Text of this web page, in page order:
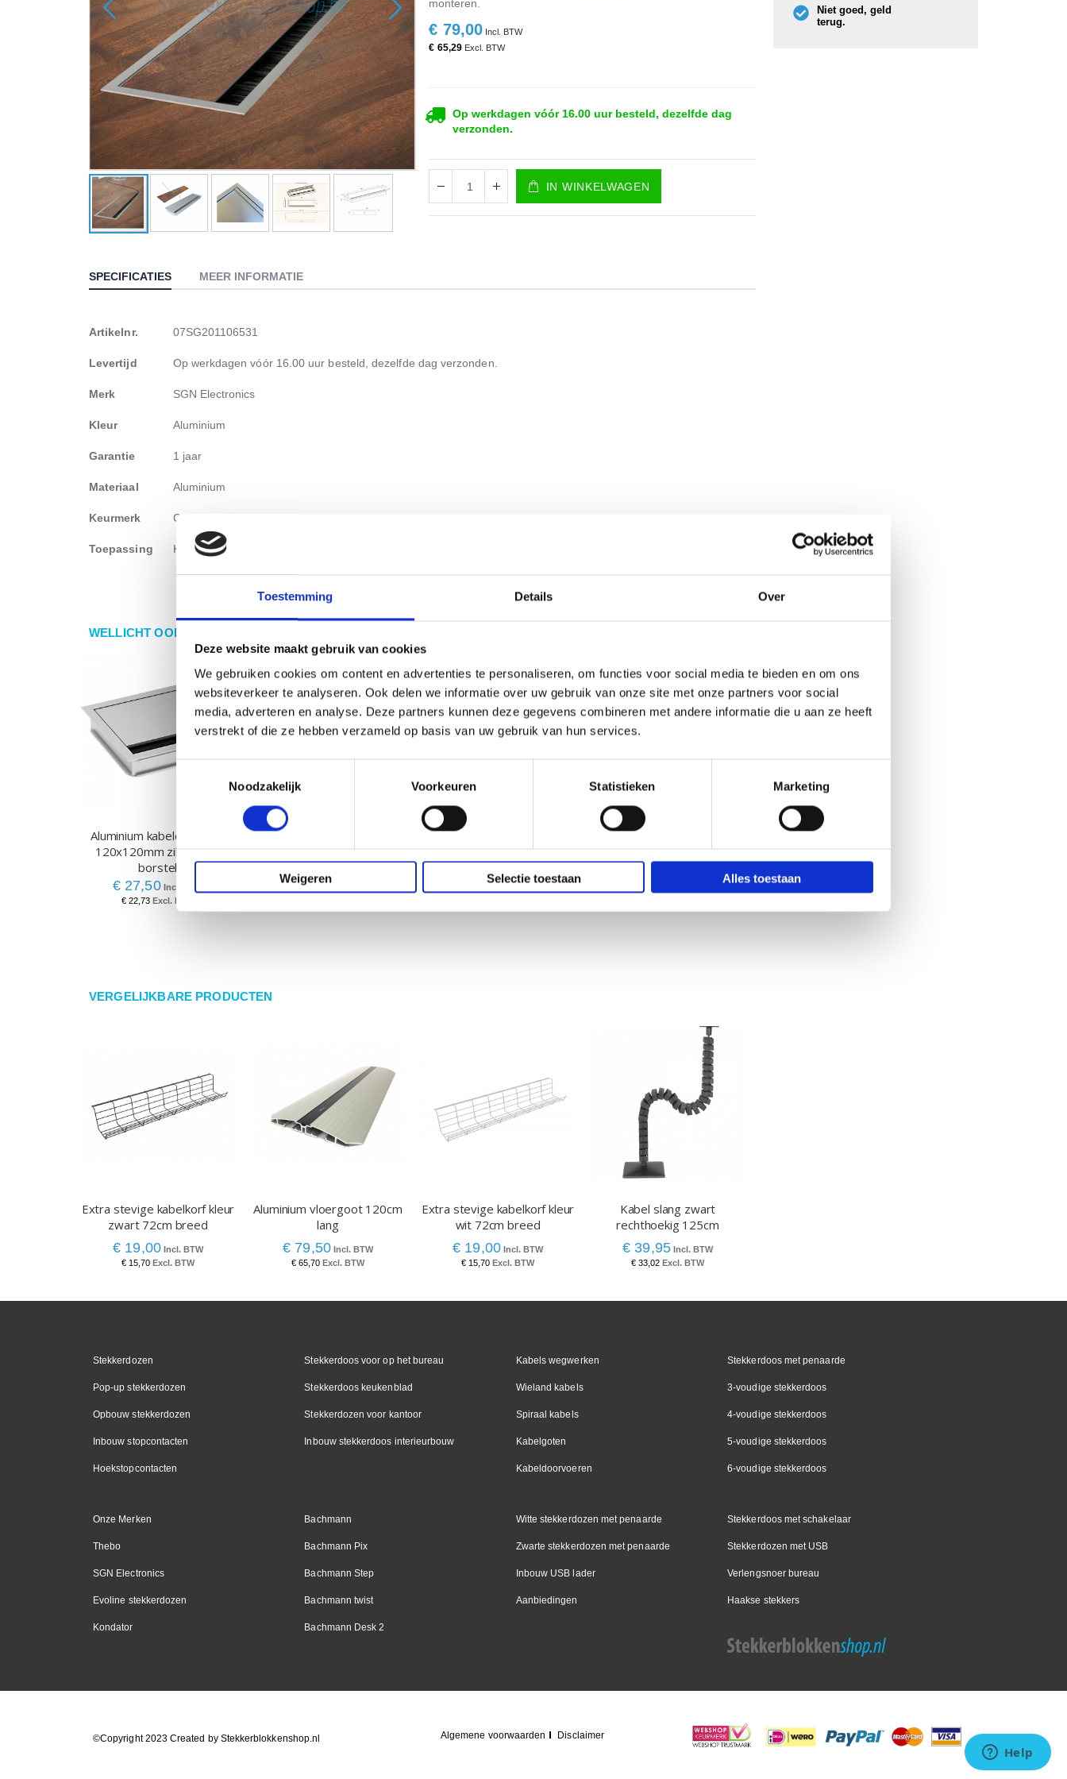
Toestemming Details Over
Deze website maakt gebruik van cookies
We gebruiken cookies om content en advertenties te personaliseren, om functies voor social media te bieden en om ons
websiteverkeer te analyseren. Ook delen we informatie over uw gebruik van onze site met onze partners voor social
media, adverteren en analyse. Deze partners kunnen deze gegevens combineren met andere informatie die u aan ze heeft
verstrekt of die ze hebben verzameld op basis van uw gebruik van hun services.
Toestemmingsselectie
Noodzakelijk
Voorkeuren Statistieken Marketing
Weigeren Selectie toestaan Alles toestaan
het
begin
afbeeldingen-
monteren.
€ 79,00
€ 65,29
Op werkdagen vóór 16.00 uur besteld, dezelfde dag
verzonden.
IN WINKELWAGEN
SPECIFICATIES
Meer
Artikelnr. 07SG201106531
Levertijd Op werkdagen vóór 16.00 uur besteld, dezelfde dag verzonden.
Merk SGN Electronics
Kleur Aluminium
Garantie 1 jaar
Materiaal Aluminium
Keurmerk CE-gecertificeerd
Toepassing Kantoor, Algemene toepassing
MEER INFORMATIE
WELLICHT OOK IETS VOOR U?
Aluminium kabeldoorvoer
120x120mm zilver met
borstel
€ 27,50
€ 22,73
Aluminium kabeldoorvoer
240x120mm zilver met
borstel
€ 32,50
Aluminium kabeldoorvoer
240x120mm zwart met
borstel
€ 54,45
VERGELIJKBARE PRODUCTEN
Extra stevige kabelkorf kleur
zwart 72cm breed
€ 19,00
€ 15,70
Aluminium vloergoot 120cm
lang
€ 79,50
€ 65,70
Extra stevige kabelkorf kleur
wit 72cm breed
€ 19,00
€ 15,70
Kabel slang zwart
rechthoekig 125cm
€ 39,95
€ 33,02
Niet goed, geld
terug.
Stekkerdozen
Pop-up stekkerdozen
Opbouw stekkerdozen
Inbouw stopcontacten
Hoekstopcontacten
Stekkerdoos voor op het bureau
Stekkerdoos keukenblad
Stekkerdozen voor kantoor
Inbouw stekkerdoos interieurbouw
Kabels wegwerken
Wieland kabels
Spiraal kabels
Kabelgoten
Kabeldoorvoeren
Stekkerdoos met penaarde
3-voudige stekkerdoos
4-voudige stekkerdoos
5-voudige stekkerdoos
6-voudige stekkerdoos
Onze Merken
Thebo
SGN Electronics
Evoline stekkerdozen
Kondator
Bachmann
Bachmann Pix
Bachmann Step
Bachmann twist
Bachmann Desk 2
Witte stekkerdozen met penaarde
Zwarte stekkerdozen met penaarde
Inbouw USB lader
Aanbiedingen
Stekkerdoos met schakelaar
Stekkerdozen met USB
Verlengsnoer bureau
Haakse stekkers
©Copyright 2023 Created by Stekkerblokkenshop.nl Algemene voorwaarden Disclaimer